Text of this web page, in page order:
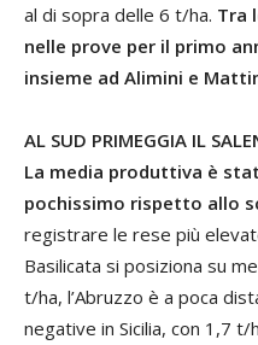
al di sopra delle 6 t/ha. Tra
nelle prove per il primo
insieme ad Alimini e
AL SUD PRIMEGGIA IL
La media produttiva è
pochissimo rispetto allo
registrare le rese più
Basilicata si posiziona su
t/ha, l’Abruzzo è a poca
negative in Sicilia, con 1,7